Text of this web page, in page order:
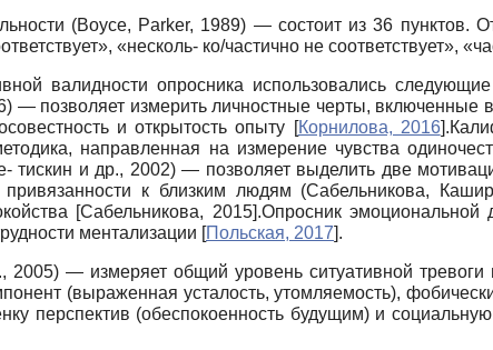
(Boyce, Parker, 1989) — состоит из 36 пунктов.
«несколь- ко/частично не соответствует»,
валидности опросника использовались
— позволяет измерить личностные черты,
и открытость опыту [Корнилова, 2016]
направленная на измерение чувства
тискин и др., 2002) — позволяет выделить две
привязанности к близким людям (Сабельникова,
[Сабельникова, 2015].Опросник эмоциональной
ментализации [Польская, 2017].
2005) — измеряет общий уровень ситуативной
(выраженная усталость, утомляемость),
перспектив (обеспокоенность будущим) и